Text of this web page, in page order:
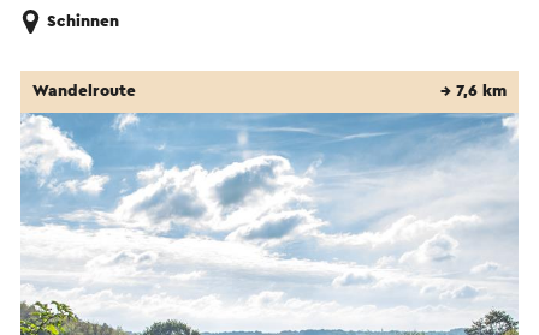
Schinnen
Wandelroute → 7,6 km